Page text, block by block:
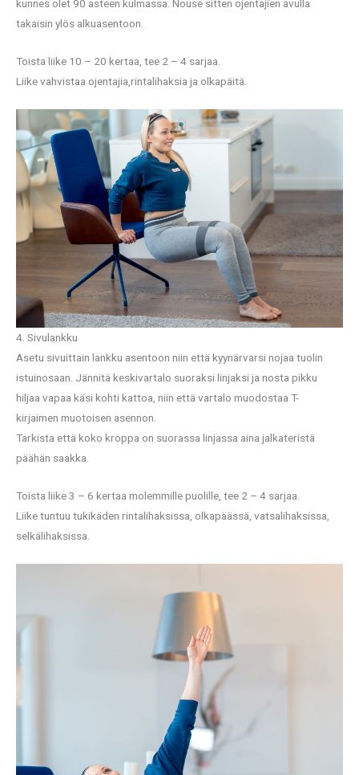
kunnes olet 90 asteen kulmassa. Nouse sitten ojentajien avulla
takaisin ylös alkuasentoon.
Toista liike 10 – 20 kertaa, tee 2 – 4 sarjaa.
Liike vahvistaa ojentajia,rintalihaksia ja olkapäitä.
4. Sivulankku
Asetu sivuittain lankku asentoon niin että kyynärvarsi nojaa tuolin
istuinosaan. Jännitä keskivartalo suoraksi linjaksi ja nosta pikku
hiljaa vapaa käsi kohti kattoa, niin että vartalo muodostaa T-
kirjaimen muotoisen asennon.
Tarkista että koko kroppa on suorassa linjassa aina jalkateristä
päähän saakka.
Toista liike 3 – 6 kertaa molemmille puolille, tee 2 – 4 sarjaa.
Liike tuntuu tukikäden rintalihaksissa, olkapäässä, vatsalihaksissa,
selkälihaksissa.